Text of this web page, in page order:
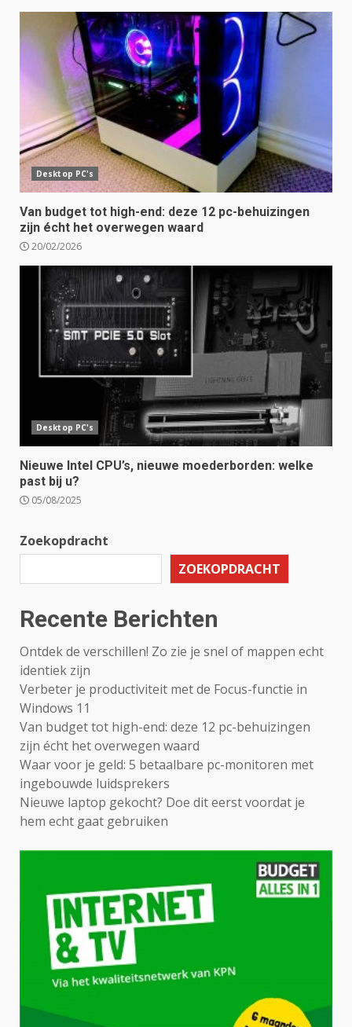
Desktop PC's
Van budget tot high-end: deze 12 pc-behuizingen
zijn écht het overwegen waard
20/02/2026
Desktop PC's
Nieuwe Intel CPU’s, nieuwe moederborden: welke
past bij u?
05/08/2025
Zoekopdracht
ZOEKOPDRACHT
Recente Berichten
Ontdek de verschillen! Zo zie je snel of mappen echt
identiek zijn
Verbeter je productiviteit met de Focus-functie in
Windows 11
Van budget tot high-end: deze 12 pc-behuizingen
zijn écht het overwegen waard
Waar voor je geld: 5 betaalbare pc-monitoren met
ingebouwde luidsprekers
Nieuwe laptop gekocht? Doe dit eerst voordat je
hem echt gaat gebruiken